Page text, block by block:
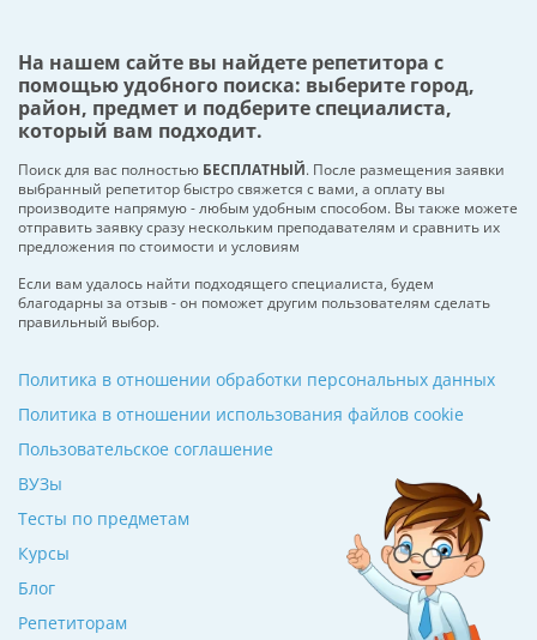
На нашем сайте вы найдете репетитора с
помощью удобного поиска: выберите город,
район, предмет и подберите специалиста,
который вам подходит.
Поиск для вас полностью БЕСПЛАТНЫЙ. После размещения заявки
выбранный репетитор быстро свяжется с вами, а оплату вы
производите напрямую - любым удобным способом. Вы также можете
отправить заявку сразу нескольким преподавателям и сравнить их
предложения по стоимости и условиям
Если вам удалось найти подходящего специалиста, будем
благодарны за отзыв - он поможет другим пользователям сделать
правильный выбор.
ВУЗы
Тесты по предметам
Курсы
Блог
Репетиторам
Политика в отношении обработки персональных данных
Политика в отношении использования файлов cookie
Пользовательское соглашение